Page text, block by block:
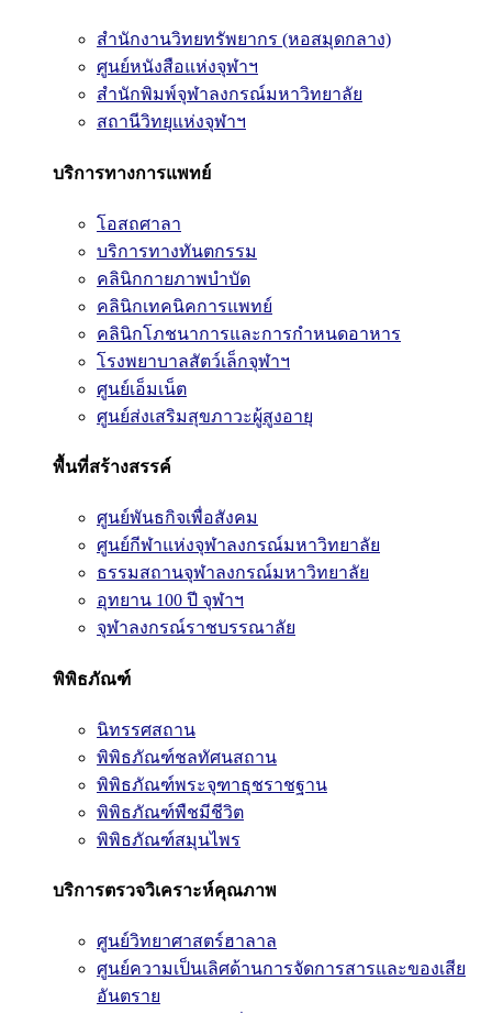
สำนักงานวิทยทรัพยากร (หอสมุดกลาง)
ศูนย์หนังสือแห่งจุฬาฯ
สำนักพิมพ์จุฬาลงกรณ์มหาวิทยาลัย
สถานีวิทยุแห่งจุฬาฯ
บริการทางการแพทย์
โอสถศาลา
บริการทางทันตกรรม
คลินิกกายภาพบำบัด
คลินิกเทคนิคการแพทย์
คลินิกโภชนาการและการกำหนดอาหาร
โรงพยาบาลสัตว์เล็กจุฬาฯ
ศูนย์เอ็มเน็ต
ศูนย์ส่งเสริมสุขภาวะผู้สูงอายุ
พื้นที่สร้างสรรค์
ศูนย์พันธกิจเพื่อสังคม
ศูนย์กีฬาแห่งจุฬาลงกรณ์มหาวิทยาลัย
ธรรมสถานจุฬาลงกรณ์มหาวิทยาลัย
อุทยาน 100 ปี จุฬาฯ
จุฬาลงกรณ์ราชบรรณาลัย
พิพิธภัณฑ์
นิทรรศสถาน
พิพิธภัณฑ์ชลทัศนสถาน
พิพิธภัณฑ์พระจุฑาธุชราชฐาน
พิพิธภัณฑ์พืชมีชีวิต
พิพิธภัณฑ์สมุนไพร
บริการตรวจวิเคราะห์คุณภาพ
ศูนย์วิทยาศาสตร์ฮาลาล
ศูนย์ความเป็นเลิศด้านการจัดการสารและของเสีย
อันตราย